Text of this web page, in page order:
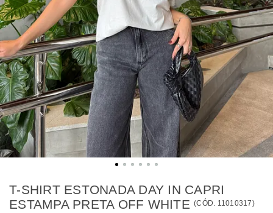
T-SHIRT ESTONADA DAY IN CAPRI
ESTAMPA PRETA OFF WHITE (CÓD. 11010317)